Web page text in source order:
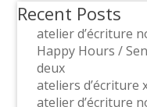
Recent Posts
atelier d’écriture
Happy Hours /
deux
ateliers d’écriture
atelier d’écriture